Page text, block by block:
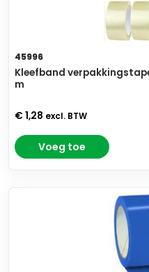
45996
Kleefband
m
€ 1,28 excl. BTW
Voeg toe